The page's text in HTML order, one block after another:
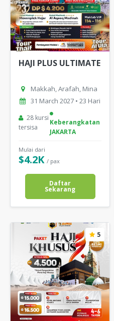
HAJI PLUS ULTIMATE
Makkah, Arafah, Mina
31 March 2027 • 23 Hari
28 kursi
tersisa
Keberangkatan
JAKARTA
Mulai dari
$4.2K / pax
Daftar
Sekarang
5